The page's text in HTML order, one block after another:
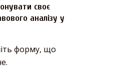
своє
аналізу у
форму, що